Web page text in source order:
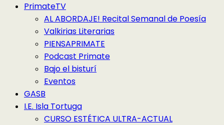
PrimateTV
AL ABORDAJE! Recital Semanal de Poesía
Valkirias Literarias
PIENSAPRIMATE
Podcast Primate
Bajo el bisturí
Eventos
GASB
I.E. Isla Tortuga
CURSO ESTÉTICA ULTRA-ACTUAL